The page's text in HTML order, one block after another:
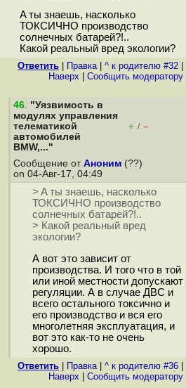
A ты знаешь, насколько
ТОКСИЧНО производство
солнечных батарей?!..
Какой реальный вред экологии?
Ответить Правка| ^ к родителю #32
Наверх
Cообщить модератору
46. "Уязвимость в
модулях управления
телематикой
автомобилей
BMW,..."
+ / –
Сообщение от Аноним (??)
on 04-Авг-17, 04:49
> A ты знаешь, насколько
ТОКСИЧНО производство
солнечных батарей?!..
> Какой реальный вред
экологии?
А вот это зависит от
производства. И того что в той
или иной местности допускают
регуляции. А в случае ДВС и
всего остального токсично и
его производство и вся его
многолетняя эксплуатация, и
вот это как-то не очень
хорошо.
Ответить Правка| ^ к родителю #36
Наверх
Cообщить модератору